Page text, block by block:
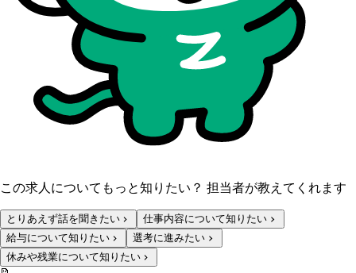
この求人についてもっと知りたい？ 担当者が教えてくれます
とりあえず話を聞きたい
仕事内容について知りたい
給与について知りたい
選考に進みたい
休みや残業について知りたい